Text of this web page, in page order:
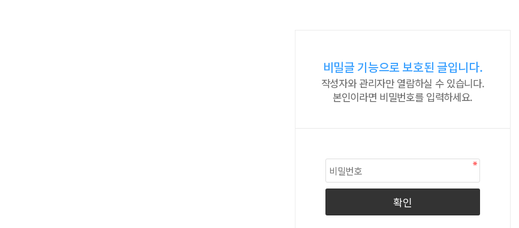
비밀글 기능으로 보호된 글입니다.
작성자와 관리자만 열람하실 수 있습니다.
본인이라면 비밀번호를 입력하세요.